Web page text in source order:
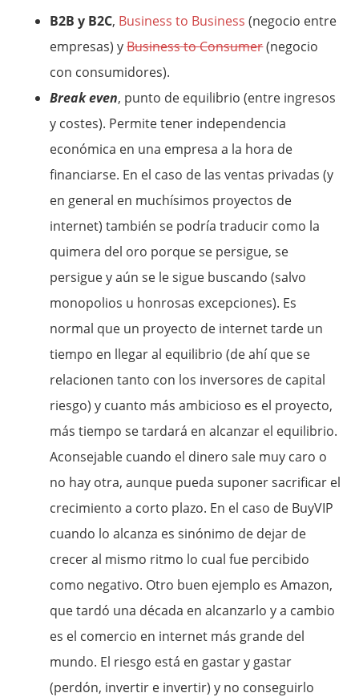
B2B y B2C, Business to Business (negocio entre
empresas) yBusiness to Consumer(negocio
con consumidores).
Break even, punto de equilibrio (entre ingresos
y costes). Permite tener independencia
económica en una empresa a la hora de
financiarse. En el caso de las ventas privadas (y
en general en muchísimos proyectos de
internet) también se podría traducir como la
quimera del oro porque se persigue, se
persigue y aún se le sigue buscando (salvo
monopolios u honrosas excepciones). Es
normal que un proyecto de internet tarde un
tiempo en llegar al equilibrio (de ahí que se
relacionen tanto con los inversores de capital
riesgo) y cuanto más ambicioso es el proyecto,
más tiempo se tardará en alcanzar el equilibrio.
Aconsejable cuando el dinero sale muy caro o
no hay otra, aunque pueda suponer sacrificar el
crecimiento a corto plazo. En el caso de BuyVIP
cuando lo alcanza es sinónimo de dejar de
crecer al mismo ritmo lo cual fue percibido
como negativo. Otro buen ejemplo es Amazon,
que tardó una década en alcanzarlo y a cambio
es el comercio en internet más grande del
mundo. El riesgo está en gastar y gastar
(perdón, invertir e invertir) y no conseguirlo